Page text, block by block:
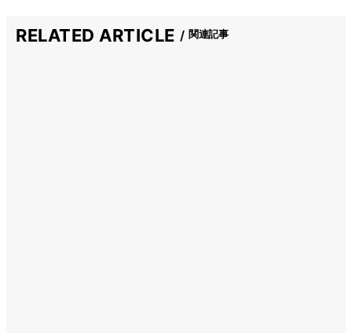
RELATED ARTICLE 関連記事